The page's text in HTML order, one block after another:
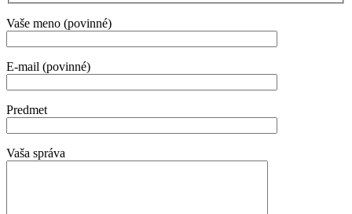
Vaše meno (povinné)
E-mail (povinné)
Predmet
Vaša správa